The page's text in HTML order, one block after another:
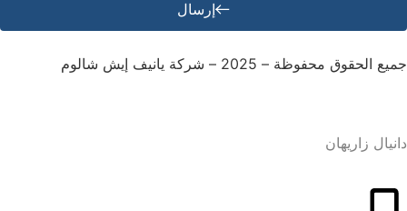
إرسال
جميع الحقوق محفوظة – 2025 – شركة يانيف إيش شالوم
دانيال زاريهان